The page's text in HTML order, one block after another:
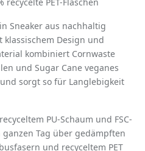
Sneaker aus nachhaltig
Design und
kombiniert Cornwaste
und Sugar Cane veganes
sorgt so für Langlebigkeit
PU-Schaum und FSC-
Tag über gedämpften
und recyceltem PET